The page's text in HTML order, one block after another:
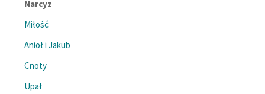
feministycznej
twórców przechodzących
do domeny publicznej,
Narcyz
Miłość
Anioł i Jakub
Cnoty
Upał